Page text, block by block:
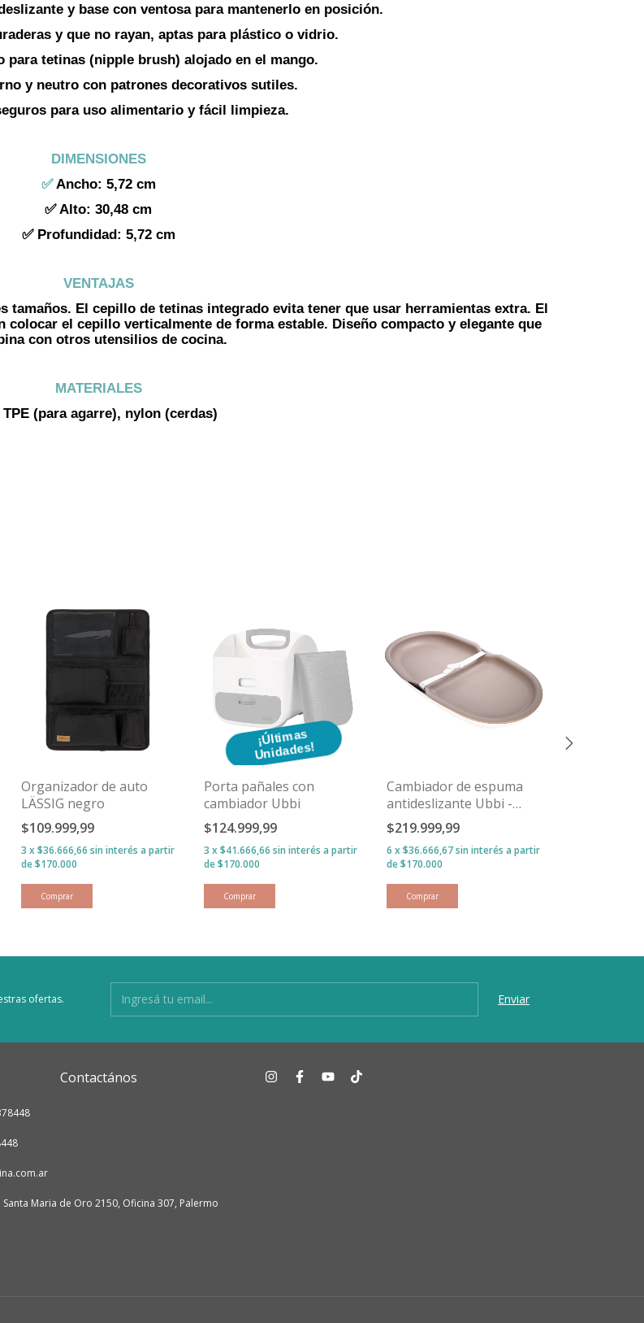
y base con ventosa para mantenerlo en posición.
y que no rayan, aptas para plástico o vidrio.
para tetinas (nipple brush) alojado en el mango.
y neutro con patrones decorativos sutiles.
para uso alimentario y fácil limpieza.
DIMENSIONES
✅Ancho: 5,72 cm
✅ Alto: 30,48 cm
✅ Profundidad: 5,72 cm
VENTAJAS
tamaños. El cepillo de tetinas integrado evita tener que usar herramientas extra. El
el cepillo verticalmente de forma estable. Diseño compacto y elegante que
con otros utensilios de cocina.
MATERIALES
TPE (para agarre), nylon (cerdas)
Organizador de auto
LÄSSIG negro
$109.999,99
3 x$36.666,66 sin interés
¡Ú
ltim
a
s
U
n
id
a
d
e
s
!
Porta pañales con
cambiador Ubbi
$124.999,99
3 x$41.666,66 sin interés
Cambiador de espuma
antideslizante Ubbi -
Taupe
$219.999,99
6 x$36.666,67sin interés
ofertas.
Contactános
Santa Maria de Oro 2150, Oficina 307, Palermo